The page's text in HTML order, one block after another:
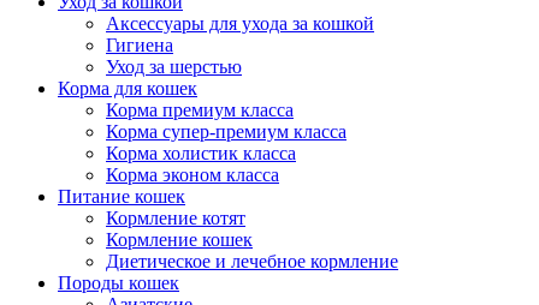
Аксессуары для ухода за кошкой
Гигиена
Уход за шерстью
Корма для кошек
Корма премиум класса
Корма супер-премиум класса
Корма холистик класса
Корма эконом класса
Питание кошек
Кормление котят
Кормление кошек
Диетическое и лечебное кормление
Породы кошек